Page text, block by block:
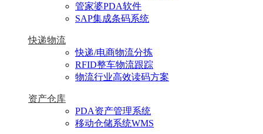
管家婆PDA软件
SAP集成条码系统
快递物流
快递/电商物流分拣
RFID整车物流跟踪
物流行业高效读码方案
资产仓库
PDA资产管理系统
移动仓储系统WMS